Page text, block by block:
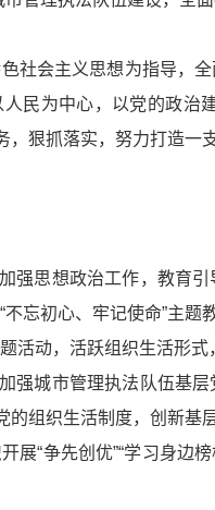
社会主义思想为指导，
民为中心，以党的政治
，狠抓落实，努力打造
强思想政治工作，教育
不忘初心、牢记使命”主
活动，活跃组织生活形
强城市管理执法队伍基
的组织生活制度，创新
展“争先创优”“学习身边